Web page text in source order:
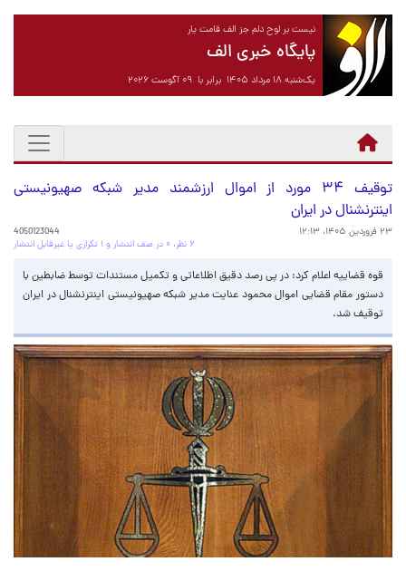
نیست بر لوح دلم جز الف قامت یار
پایگاه خبری الف
یک‌شنبه ۱۸ مرداد ۱۴۰۵ برابر با ۰۹ آگوست ۲۰۲۶
توقیف ۳۴ مورد از اموال ارزشمند مدیر شبکه صهیونیستی
اینترنشنال در ایران
۲۳ فروردین ۱۴۰۵، ۱۲:۱۳
4050123044
۶ نظر، ۰ در صف انتشار و ۱ تکراری یا غیرقابل انتشار
قوه قضاییه اعلام کرد: در پی رصد دقیق اطلاعاتی و تکمیل مستندات توسط ضابطین با
دستور مقام قضایی اموال محمود عنایت مدیر شبکه صهیونیستی اینترنشنال در ایران
توقیف شد.